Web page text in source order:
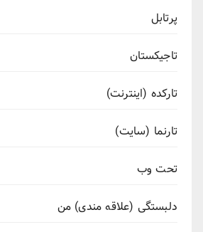
پرتابل
تاجیکستان
تارکده (اینترنت)
تارنما (سایت)
تحت وب
دلبستگی (علاقه مندی) من